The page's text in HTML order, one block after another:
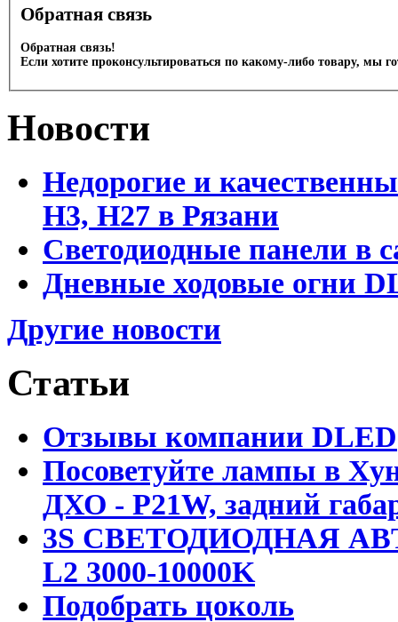
Обратная связь
Обратная связь!
Если хотите проконсультироваться по какому-либо товару, мы
Новости
Недорогие и
Н3, Н27 в Рязани
Светодиодные панели в
Дневные ходовые огни
Другие новости
Статьи
Отзывы компании DLED
Посоветуйте лампы в
ДХО - P21W, задний
3S СВЕТОДИОДНАЯ
L2 3000-10000K
Подобрать цоколь